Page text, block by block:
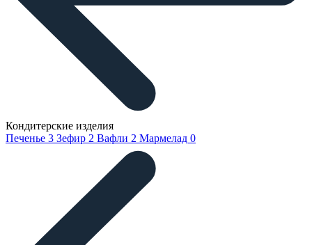
Кондитерские изделия
Печенье 3 Зефир 2 Вафли 2 Мармелад 0